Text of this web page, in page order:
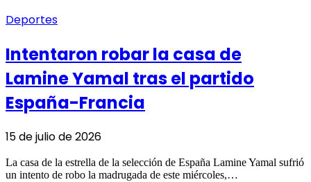
Deportes
Intentaron robar la casa de
Lamine Yamal tras el partido
España-Francia
15 de julio de 2026
La casa de la estrella de la selección de España Lamine Yamal sufrió
un intento de robo la madrugada de este miércoles,…